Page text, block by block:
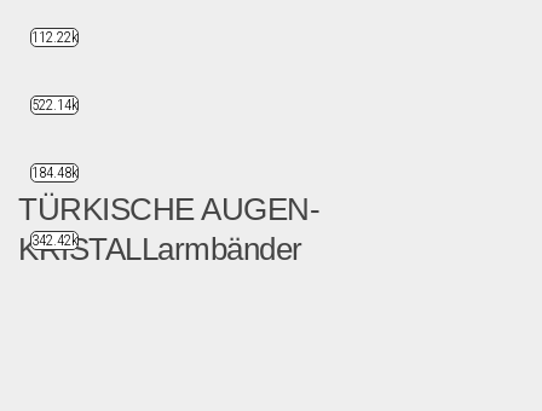
TÜRKISCHE AUGEN-
KRISTALLarmbänder
112.22k
522.14k
184.48k
342.42k